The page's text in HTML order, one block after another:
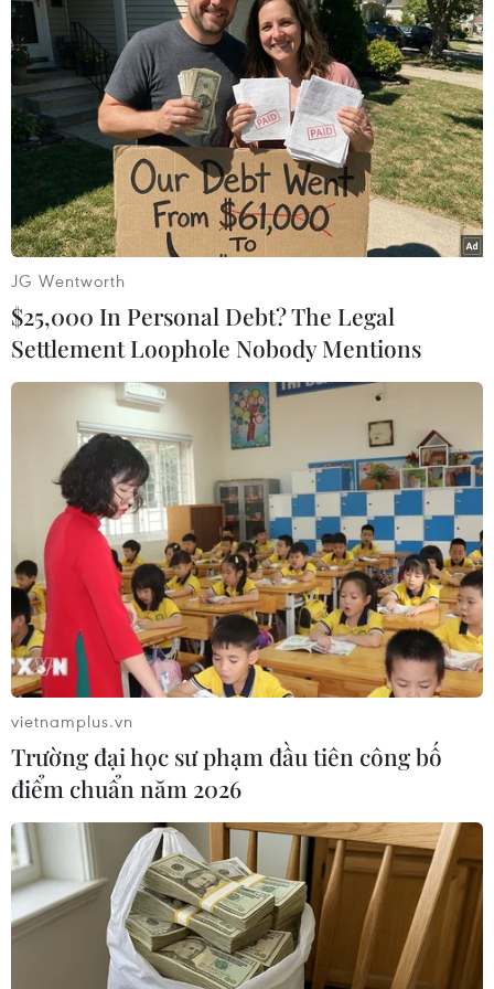
Australia điều tra vụ hai máy bay suýt
va chạm tại sân bay Sydney
09/08/2026 07:04
Chiến dịch siết nhập cư của Mỹ tăng
tốc, ICE bắt giữ 51.000 người
09/08/2026 06:56
Cháy rừng nghiêm trọng tại Canada,
cảnh báo lũ quét ở Đông Nam nước
09/08/2026 06:28
Màn pháo hoa mừng Quốc khánh Mỹ
lập kỷ lục Guinness thế giới
09/08/2026 06:28
Bão Dolphin gây ảnh hưởng diện
rộng tại miền Đông Trung Quốc
09/08/2026 04:23
Nhật Bản: Sạt lở đất khiến gần 400
du khách mắc kẹt
09/08/2026 03:52
Tai nạn xe buýt và sự cố xe bồn chở
JG Wentworth
$25,000 In Personal Debt? The Legal
Settlement Loophole Nobody Mentions
vietnamplus.vn
Trường đại học sư phạm đầu tiên công bố
điểm chuẩn năm 2026